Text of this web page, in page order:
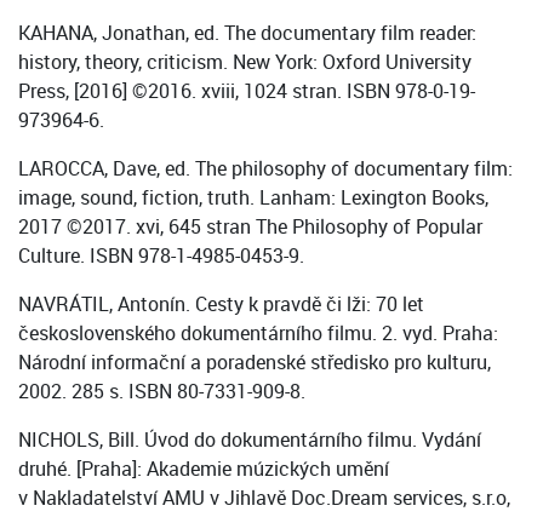
KAHANA, Jonathan, ed. The documentary film reader:
history, theory, criticism. New York: Oxford University
Press, [2016] ©2016. xviii, 1024 stran. ISBN 978-0-19-
973964-6.
LAROCCA, Dave, ed. The philosophy of documentary film:
image, sound, fiction, truth. Lanham: Lexington Books,
2017 ©2017. xvi, 645 stran The Philosophy of Popular
Culture. ISBN 978-1-4985-0453-9.
NAVRÁTIL, Antonín. Cesty k pravdě či lži: 70 let
československého dokumentárního filmu. 2. vyd. Praha:
Národní informační a poradenské středisko pro kulturu,
2002. 285 s. ISBN 80-7331-909-8.
NICHOLS, Bill. Úvod do dokumentárního filmu. Vydání
druhé. [Praha]: Akademie múzických umění
v Nakladatelství AMU v Jihlavě Doc.Dream services, s.r.o,